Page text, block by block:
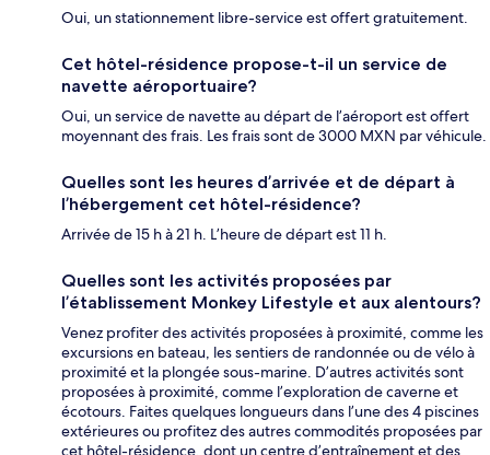
Oui, un stationnement libre-service est offert gratuitement.
Cet hôtel-résidence propose-t-il un service de
navette aéroportuaire?
Oui, un service de navette au départ de l’aéroport est offert
moyennant des frais. Les frais sont de 3000 MXN par véhicule.
Quelles sont les heures d’arrivée et de départ à
l’hébergement cet hôtel-résidence?
Arrivée de 15 h à 21 h. L’heure de départ est 11 h.
Quelles sont les activités proposées par
l’établissement Monkey Lifestyle et aux alentours?
Venez profiter des activités proposées à proximité, comme les
excursions en bateau, les sentiers de randonnée ou de vélo à
proximité et la plongée sous-marine. D’autres activités sont
proposées à proximité, comme l’exploration de caverne et
écotours. Faites quelques longueurs dans l’une des 4 piscines
extérieures ou profitez des autres commodités proposées par
cet hôtel-résidence, dont un centre d’entraînement et des